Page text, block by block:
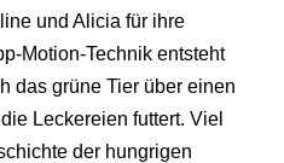
und Alicia für ihre
Motion-Technik entsteht
das grüne Tier über einen
Leckereien futtert. Viel
der hungrigen